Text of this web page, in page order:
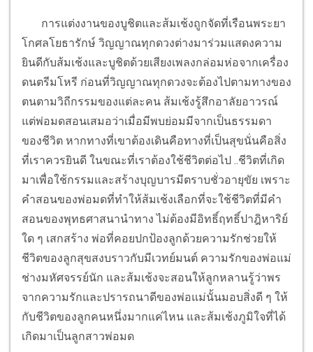
การแต่งงานของบูชิตและส้มเช้งถูกจัดที่เรือนพระยา
โกศลโยธารักษ์ วิญญาณทุกดวงต่างมาร่วมแสดงความ
ยินดีกับส้มเช้งและบูชิตด้วยเสียงเพลงกล่อมห่อจากเครื่อง
ดนตรีมโหรี ก่อนที่วิญญาณทุกดวงจะต้องไปตามทางของ
ตนตามวิถีกรรมของแต่ละคน ส้มเช้งรู้สึกอาลัยอาวรณ์
แต่พ่อมดสอนเสมอว่าเมื่อมีพบย่อมมีจากเป็นธรรมดา
ของชีวิต หากทางที่เขาต้องเดินคือทางที่เป็นสุขนั่นคือสิ่ง
ที่เราควรยินดี ในขณะที่เราต้องใช้ชีวิตต่อไป ..ชีวิตที่เกิด
มาเพื่อใช้กรรมและสร้างบุญบารมีตราบชั่วอายุขัย เพราะ
คำสอนของพ่อมดที่ทำให้ส้มเช้งเลือกที่จะใช้ชีวิตที่มีคำ
สอนของพุทธศาสนานำทาง ไม่ต้องมีอิทธิ์ฤทธิ์ปาฎิหาริย์
ใด ๆ เสกสร้าง พ่อที่คอยปกป้องลูกด้วยความรักช่วยให้
ชีวิตของลูกสุขสงบราวกับมีเวทย์มนต์ ความรักของพ่อแม่
ช่างมหัศจรรย์นัก และส้มเช้งจะสอนให้ลูกหลานรู้ว่าพร
จากความรักและปรารถนาดีของพ่อแม่นั้นมอบสิ่งดี ๆ ให้
กับชีวิตของลูกคนหนึ่งมากแค่ไหน และส้มเช้งภูมิใจที่ได้
เกิดมาเป็นลูกสาวพ่อมด